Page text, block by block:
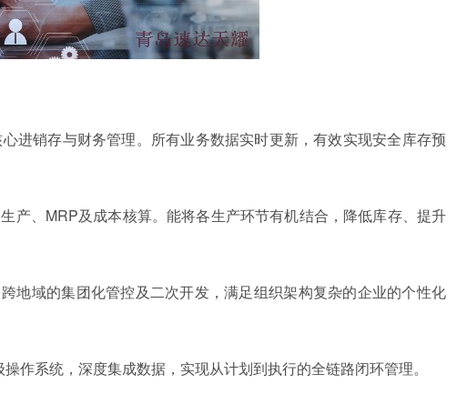
进销存与财务管理。所有业务数据实时更新，有效实现安全库存预
产、MRP及成本核算。能将各生产环节有机结合，降低库存、提升
地域的集团化管控及二次开发，满足组织架构复杂的企业的个性化
作系统，深度集成数据，实现从计划到执行的全链路闭环管理。